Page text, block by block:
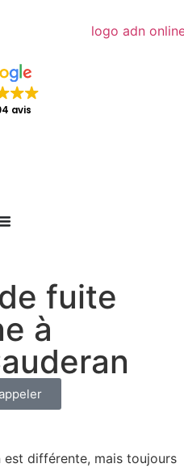
avis
fuite
à
différente, mais toujours